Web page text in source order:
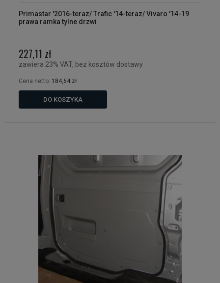
Primastar '2016-teraz/ Trafic '14-teraz/ Vivaro '14-19
prawa ramka tylne drzwi
227,11 zł
zawiera 23% VAT, bez kosztów dostawy
Cena netto: 184,64 zł
DO KOSZYKA